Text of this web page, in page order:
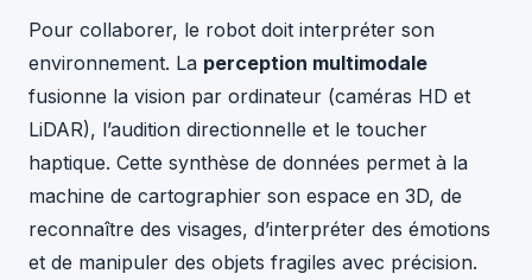
Pour collaborer, le robot doit interpréter son
environnement. La perception multimodale
fusionne la vision par ordinateur (caméras HD et
LiDAR), l’audition directionnelle et le toucher
haptique. Cette synthèse de données permet à la
machine de cartographier son espace en 3D, de
reconnaître des visages, d’interpréter des émotions
et de manipuler des objets fragiles avec précision.